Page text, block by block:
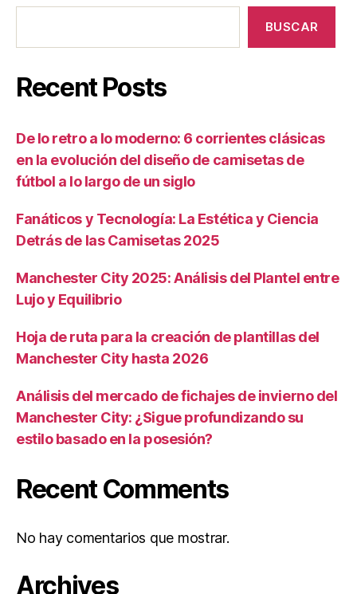
BUSCAR
Recent Posts
De lo retro a lo moderno: 6 corrientes clásicas
en la evolución del diseño de camisetas de
fútbol a lo largo de un siglo
Fanáticos y Tecnología: La Estética y Ciencia
Detrás de las Camisetas 2025
Manchester City 2025: Análisis del Plantel entre
Lujo y Equilibrio
Hoja de ruta para la creación de plantillas del
Manchester City hasta 2026
Análisis del mercado de fichajes de invierno del
Manchester City: ¿Sigue profundizando su
estilo basado en la posesión?
Recent Comments
No hay comentarios que mostrar.
Archives